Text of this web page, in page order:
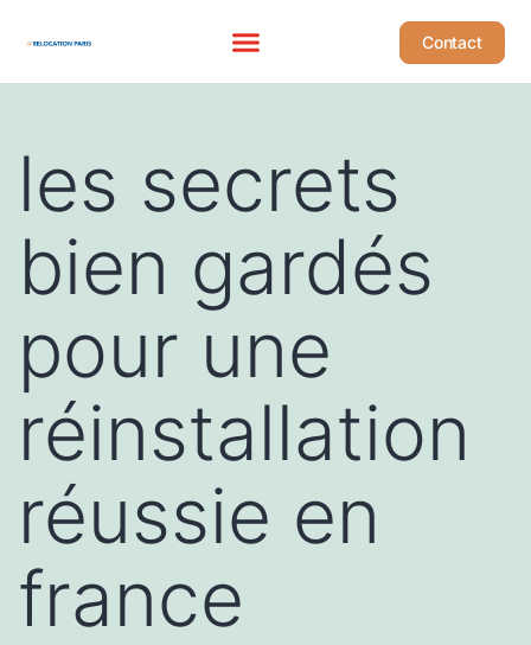
Contact
les secrets
bien gardés
pour une
réinstallation
réussie en
france